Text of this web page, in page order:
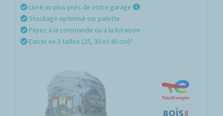
Livré au plus près de votre garage
Stockage optimisé sur palette
Payez à la commande ou à la livraison
Existe en 3 tailles (25, 30 et 40 cm)*